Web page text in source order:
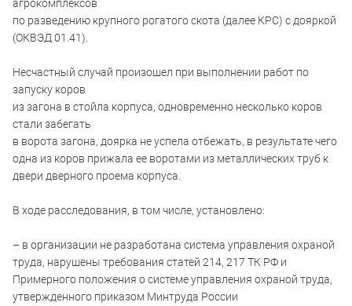
агрокомплексов
по разведению крупного рогатого скота (далее КРС) с дояркой
(ОКВЭД 01.41).
Несчастный случай произошел при выполнении работ по
запуску коров
из загона в стойла корпуса, одновременно несколько коров
стали забегать
в ворота загона, доярка не успела отбежать, в результате чего
одна из коров прижала ее воротами из металлических труб к
двери дверного проема корпуса.
В ходе расследования, в том числе, установлено:
– в организации не разработана система управления охраной
труда, нарушены требования статей 214, 217 ТК РФ и
Примерного положения о системе управления охраной труда,
утвержденного приказом Минтруда России